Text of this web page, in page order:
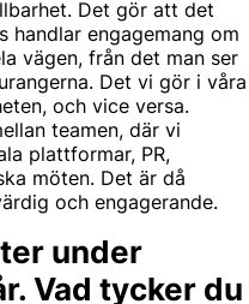
Det gör att det
handlar engagemang om
vägen, från det man ser
Det vi gör i våra
och vice versa.
teamen, där vi
plattformar, PR,
möten. Det är då
och engagerande.
under
Vad tycker du